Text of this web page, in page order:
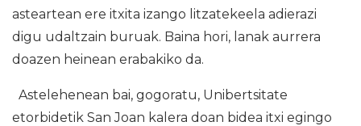
asteartean ere itxita izango litzatekeela adierazi
digu udaltzain buruak. Baina hori, lanak aurrera
doazen heinean erabakiko da.
Astelehenean bai, gogoratu, Unibertsitate
etorbidetik San Joan kalera doan bidea itxi egingo